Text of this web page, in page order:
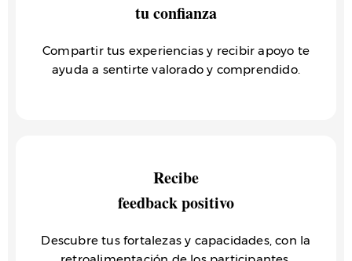
tu confianza
Compartir tus experiencias y recibir apoyo te
ayuda a sentirte valorado y comprendido.
Recibe
feedback positivo
Descubre tus fortalezas y capacidades, con la